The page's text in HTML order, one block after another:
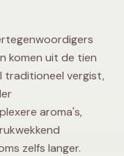
komen uit de tien
traditioneel vergist,
aroma's,
zelfs langer.